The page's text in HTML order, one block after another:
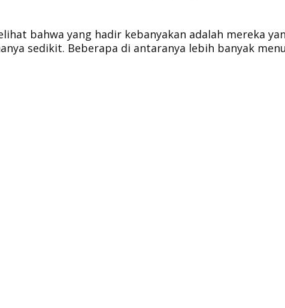
bahwa yang hadir kebanyakan adalah mereka
sedikit. Beberapa di antaranya lebih banyak